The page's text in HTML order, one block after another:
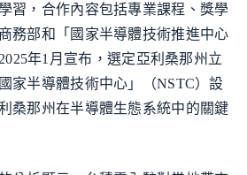
習，合作內容包括專業課程、獎學
務部和「國家半導體技術推進中心
年1月宣布，選定亞利桑那州立
家半導體技術中心」（NSTC）設
桑那州在半導體生態系統中的關鍵